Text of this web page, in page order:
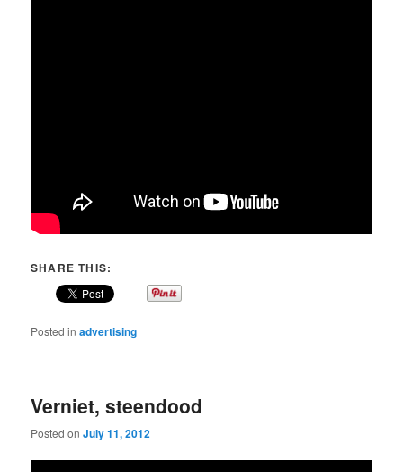
SHARE THIS:
Posted in advertising
Verniet, steendood
Posted onJuly 11, 2012